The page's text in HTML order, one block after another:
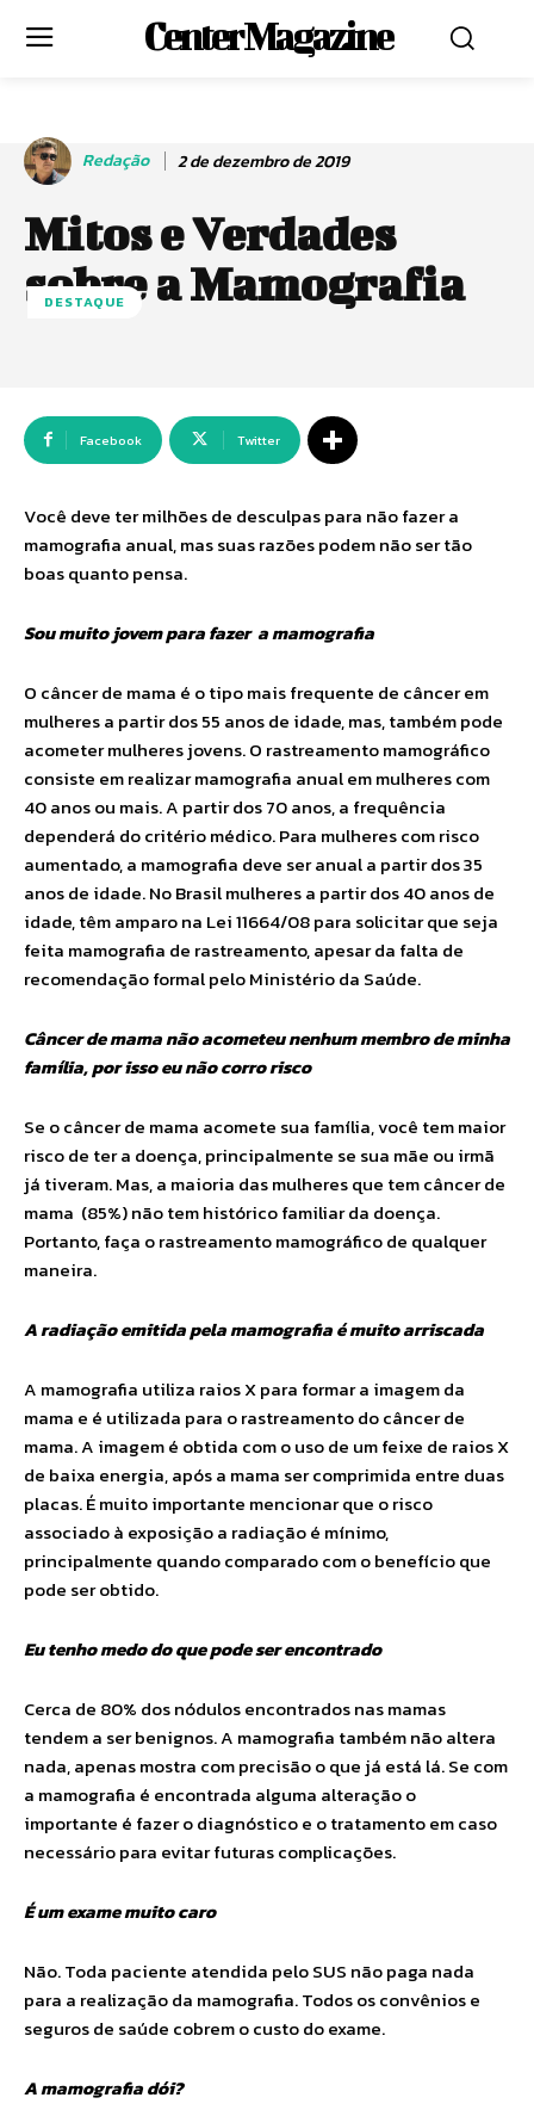
Center Magazine
Redação 2 de dezembro de 2019
Mitos e Verdades
sobre a Mamografia
DESTAQUE
Facebook Twitter
Você deve ter milhões de desculpas para não fazer a
mamografia anual, mas suas razões podem não ser tão
boas quanto pensa.
Sou muito jovem para fazer a mamografia
O câncer de mama é o tipo mais frequente de câncer em
mulheres a partir dos 55 anos de idade, mas, também pode
acometer mulheres jovens. O rastreamento mamográfico
consiste em realizar mamografia anual em mulheres com
40 anos ou mais. A partir dos 70 anos, a frequência
dependerá do critério médico. Para mulheres com risco
aumentado, a mamografia deve ser anual a partir dos 35
anos de idade. No Brasil mulheres a partir dos 40 anos de
idade, têm amparo na Lei 11664/08 para solicitar que seja
feita mamografia de rastreamento, apesar da falta de
recomendação formal pelo Ministério da Saúde.
Câncer de mama não acometeu nenhum membro de minha
família, por isso eu não corro risco
Se o câncer de mama acomete sua família, você tem maior
risco de ter a doença, principalmente se sua mãe ou irmã
já tiveram. Mas, a maioria das mulheres que tem câncer de
mama (85%) não tem histórico familiar da doença.
Portanto, faça o rastreamento mamográfico de qualquer
maneira.
A radiação emitida pela mamografia é muito arriscada
A mamografia utiliza raios X para formar a imagem da
mama e é utilizada para o rastreamento do câncer de
mama. A imagem é obtida com o uso de um feixe de raios X
de baixa energia, após a mama ser comprimida entre duas
placas. É muito importante mencionar que o risco
associado à exposição a radiação é mínimo,
principalmente quando comparado com o benefício que
pode ser obtido.
Eu tenho medo do que pode ser encontrado
Cerca de 80% dos nódulos encontrados nas mamas
tendem a ser benignos. A mamografia também não altera
nada, apenas mostra com precisão o que já está lá. Se com
a mamografia é encontrada alguma alteração o
importante é fazer o diagnóstico e o tratamento em caso
necessário para evitar futuras complicações.
É um exame muito caro
Não. Toda paciente atendida pelo SUS não paga nada
para a realização da mamografia. Todos os convênios e
seguros de saúde cobrem o custo do exame.
A mamografia dói?